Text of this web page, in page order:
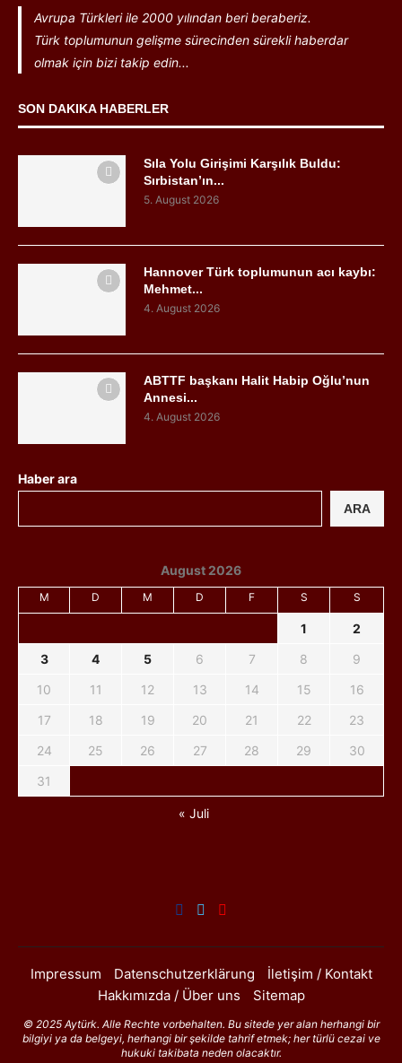
Avrupa Türkleri ile 2000 yılından beri beraberiz.
Türk toplumunun gelişme sürecinden sürekli haberdar
olmak için bizi takip edin...
SON DAKIKA HABERLER
Sıla Yolu Girişimi Karşılık Buldu:
Sırbistan’ın...
5. August 2026
Hannover Türk toplumunun acı kaybı:
Mehmet...
4. August 2026
ABTTF başkanı Halit Habip Oğlu’nun
Annesi...
4. August 2026
Haber ara
ARA
August 2026
M D M D F S S
1
2
3
4 5 6 7 8
9
10
11 12 13 14 15
16
17
18 19 20 21 22
23
24
25 26 27 28 29
30
31
« Juli
Impressum Datenschutzerklärung
İletişim / Kontakt
Hakkımızda / Über uns
Sitemap
© 2025 Aytürk. Alle Rechte vorbehalten. Bu sitede yer alan herhangi bir
bilgiyi ya da belgeyi, herhangi bir şekilde tahrif etmek; her türlü cezai ve
hukuki takibata neden olacaktır.